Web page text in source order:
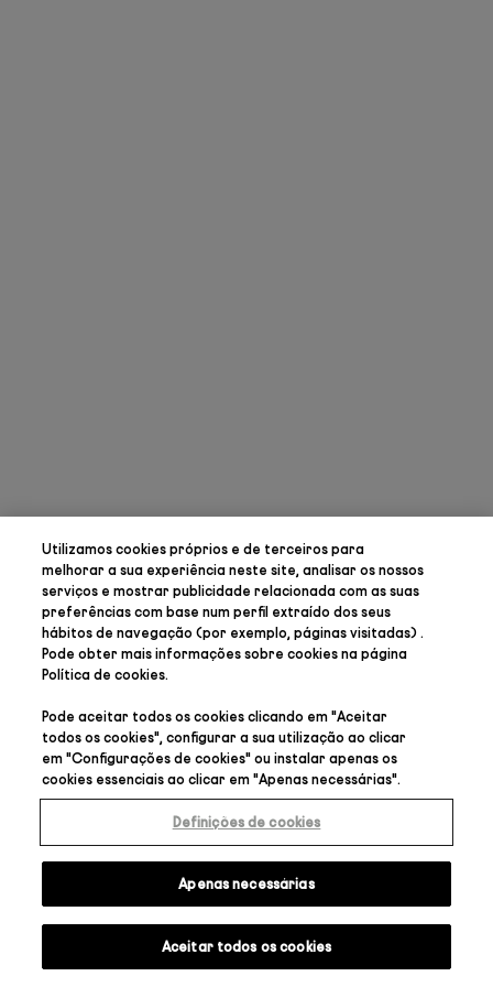
Utilizamos cookies próprios e de terceiros para
melhorar a sua experiência neste site, analisar os nossos
serviços e mostrar publicidade relacionada com as suas
preferênciascom base num perfil extraído dos seus
hábitos de navegação (por exemplo, páginas visitadas) .
Pode obter mais informações sobre cookies na página
Política de cookies.
Pode aceitar todos os cookies clicando em "Aceitar
todos os cookies", configurar a sua utilização ao clicar
em "Configurações de cookies" ou instalar apenas os
cookies essenciais ao clicar em "Apenas necessárias".
Definições de cookies
Apenas necessárias
Aceitar todos os cookies